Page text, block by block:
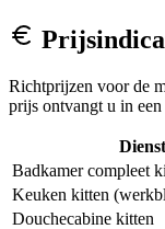
Richtprijzen voor de
prijs ontvangt u in
Dienst
Badkamer compleet
Keuken kitten
Douchecabine kitten